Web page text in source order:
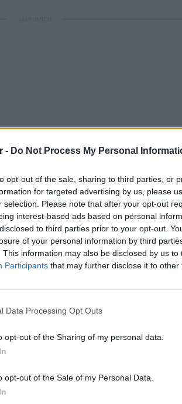
- Do Not Process My Personal
opt-out of the sale, sharing to third parties, or
for targeted advertising by us, please
selection. Please note that after your opt-out
interest-based ads based on personal
to third parties prior to your opt-out.
of your personal information by third
This information may also be disclosed by us
Participants that may further disclose it to other
Data Processing Opt Outs
opt-out of the Sharing of my personal data.
opt-out of the Sale of my Personal Data.
αγωγή της
Πρωτοδικείο
η
καταθέσεων στους οποίους
και η παραπλανητική